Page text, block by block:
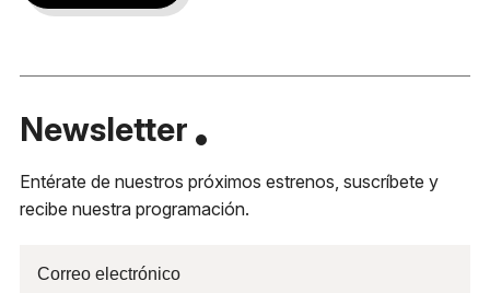
Newsletter
Entérate de nuestros próximos estrenos, suscríbete y
recibe nuestra programación.